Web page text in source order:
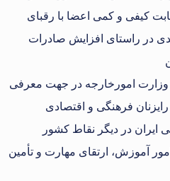
کیفی و کمی اعضا با رقبای
در راستای افزایش صادرات
با وزارت امورخارجه در جهت معرفی
فرهنگی و اقتصادی
ایران در دیگر نقاط کشور
آموزش، ارتقای مهارت و تأمین